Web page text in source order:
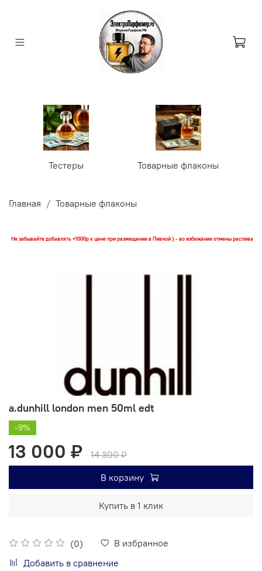
Тестеры Товарные флаконы
Главная Товарные флаконы
Не забывайте добавлять +1000р к цене при размещении в Пивной ) - во избежание отмены распива
a.dunhill london men 50ml edt
(0)
В избранное
Добавить в сравнение
-9%
13 000 ₽
14 300 ₽
В корзину
Купить в 1 клик